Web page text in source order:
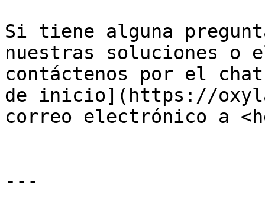
Si tiene alguna
nuestras soluciones o
contáctenos por el
de inicio](https://
correo electrónico a
---